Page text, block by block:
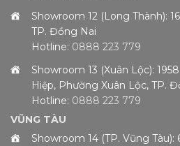
Showroom 12 (Long Thành):
TP. Đồng Nai
Hotline: 0888 223 779
Showroom 13 (Xuân Lộc):
Hiệp, Phường Xuân Lộc, TP.
Hotline: 0888 223 779
VŨNG TÀU
Showroom 14 (TP. Vũng Tàu):